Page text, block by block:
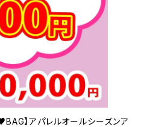
】アパレルオールシーズンア